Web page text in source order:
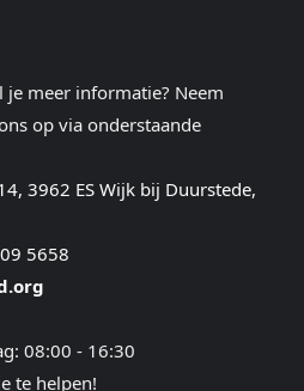
je meer informatie? Neem
op via onderstaande
3962 ES Wijk bij Duurstede,
5658
08:00 - 16:30
te helpen!